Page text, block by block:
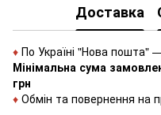
Доставка
♦ По Україні "Нова пошта"
Мінімальна сума
грн
♦ Обмін та повернення на